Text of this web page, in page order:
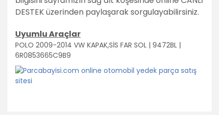
DESTEK üzerinden paylaşarak sorgulayabilirsiniz.
Uyumlu Araçlar
POLO 2009-2014 VW KAPAK,SİS FAR SOL | 9472BL |
6R0853665C9B9